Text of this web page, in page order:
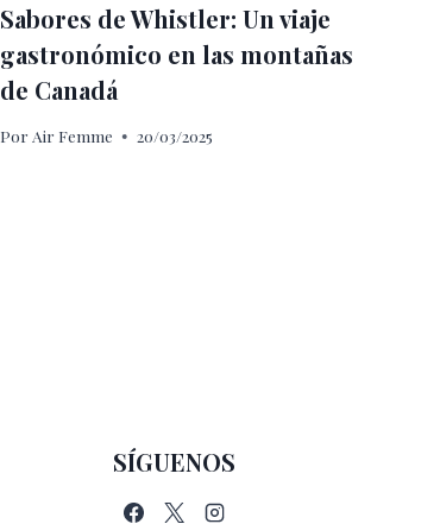
Sabores de Whistler: Un viaje
gastronómico en las montañas
de Canadá
Por Air Femme 20/03/2025
SÍGUENOS